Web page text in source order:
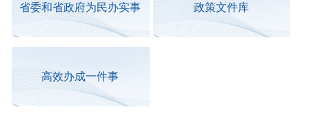
福建：种下的不仅是树，更是扎根本土的气韵
花窗外，铁轨山河缓缓来
纪录电影《八卦楼》首映
480米的民生答卷
省委和省政府为民办实事 政策文件库
高效办成一件事